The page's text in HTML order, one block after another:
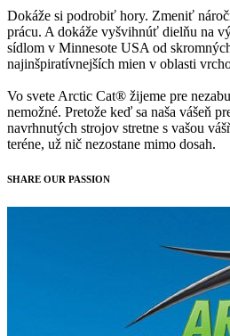
Dokáže si podrobiť hory. Zmeniť
prácu. A dokáže vyšvihnúť dielňu na
sídlom v Minnesote USA od
najinšpiratívnejších mien v oblasti
Vo svete Arctic Cat® žijeme pre
nemožné. Pretože keď sa naša vášeň
navrhnutých strojov stretne s vašou
teréne, už nič nezostane mimo dosah.
SHARE OUR PASSION